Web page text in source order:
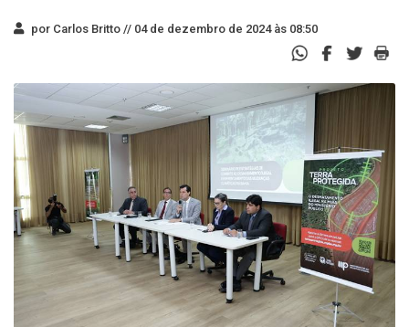
por Carlos Britto // 04 de dezembro de 2024 às 08:50